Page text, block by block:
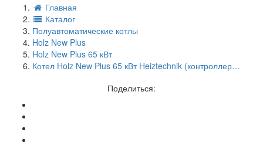
Главная
Каталог
Полуавтоматические котлы
Holz New Plus
Holz New Plus 65 кВт
Котел Holz New Plus 65 кВт Heiztechnik (контроллер…
Поделиться: